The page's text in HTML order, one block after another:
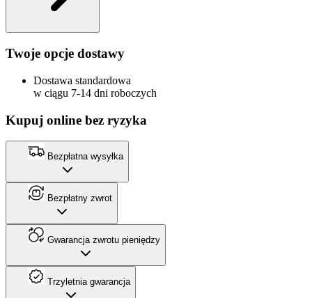
Twoje opcje dostawy
Dostawa standardowa
w ciągu 7-14 dni roboczych
Kupuj online bez ryzyka
Bezpłatna wysyłka
Bezpłatny zwrot
Gwarancja zwrotu pieniędzy
Trzyletnia gwarancja